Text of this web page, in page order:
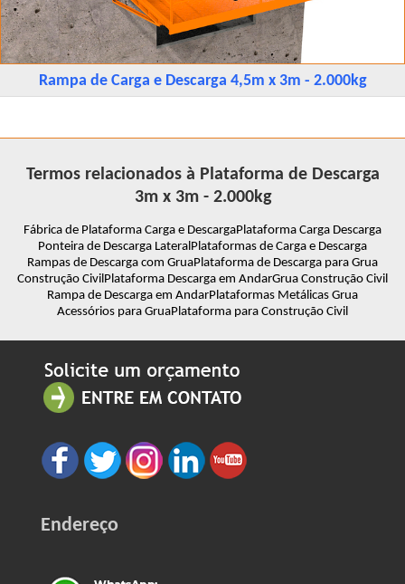
Rampa de Carga e Descarga 4,5m x 3m - 2.000kg
Termos relacionados à Plataforma de Descarga
3m x 3m - 2.000kg
Fábrica de Plataforma Carga e DescargaPlataforma Carga Descarga
Ponteira de Descarga LateralPlataformas de Carga e Descarga
Rampas de Descarga com GruaPlataforma de Descarga para Grua
Construção CivilPlataforma Descarga em AndarGrua Construção Civil
Rampa de Descarga em AndarPlataformas Metálicas Grua
Acessórios para GruaPlataforma para Construção Civil
Endereço